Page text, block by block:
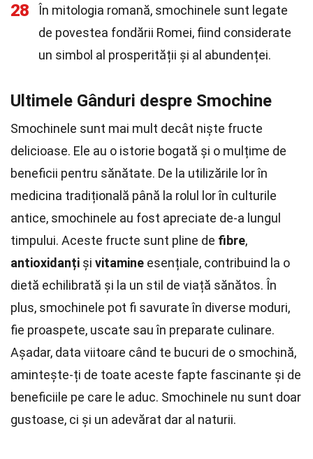
28
În mitologia romană, smochinele sunt legate
de povestea fondării Romei, fiind considerate
un simbol al prosperității și al abundenței.
Ultimele Gânduri despre Smochine
Smochinele sunt mai mult decât niște fructe
delicioase. Ele au o istorie bogată și o mulțime de
beneficii pentru sănătate. De la utilizările lor în
medicina tradițională până la rolul lor în culturile
antice, smochinele au fost apreciate de-a lungul
timpului. Aceste fructe sunt pline de fibre,
antioxidanți și vitamine esențiale, contribuind la o
dietă echilibrată și la un stil de viață sănătos. În
plus, smochinele pot fi savurate în diverse moduri,
fie proaspete, uscate sau în preparate culinare.
Așadar, data viitoare când te bucuri de o smochină,
amintește-ți de toate aceste fapte fascinante și de
beneficiile pe care le aduc. Smochinele nu sunt doar
gustoase, ci și un adevărat dar al naturii.